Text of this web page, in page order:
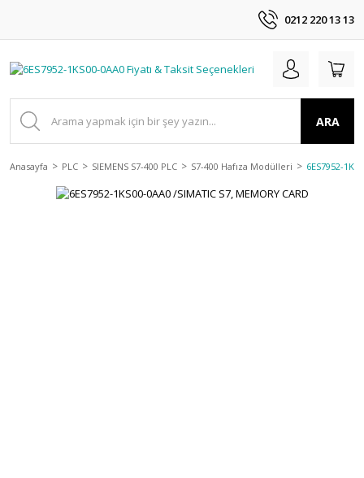
0212 220 13 13
ARA
Anasayfa PLC SIEMENS S7-400 PLC S7-400 Hafıza Modülleri 6ES7952-